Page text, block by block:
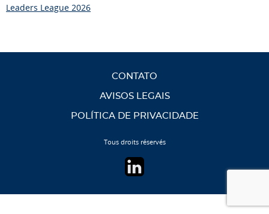
Leaders League 2026
CONTATO
AVISOS LEGAIS
POLÍTICA DE PRIVACIDADE
Tous droits réservés